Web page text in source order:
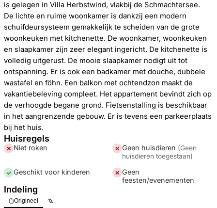
is gelegen in Villa Herbstwind, vlakbij de Schmachtersee.
De lichte en ruime woonkamer is dankzij een modern
schuifdeursysteem gemakkelijk te scheiden van de grote
woonkeuken met kitchenette. De woonkamer, woonkeuken
en slaapkamer zijn zeer elegant ingericht. De kitchenette is
volledig uitgerust. De mooie slaapkamer nodigt uit tot
ontspanning. Er is ook een badkamer met douche, dubbele
wastafel en föhn. Een balkon met ochtendzon maakt de
vakantiebeleving compleet. Het appartement bevindt zich op
de verhoogde begane grond. Fietsenstalling is beschikbaar
in het aangrenzende gebouw. Er is tevens een parkeerplaats
bij het huis.
Huisregels
✕ Niet roken ✕ Geen huisdieren (Geen
huisdieren toegestaan)
✓ Geschikt voor kinderen ✕ Geen
feesten/evenementen
Indeling
Origineel